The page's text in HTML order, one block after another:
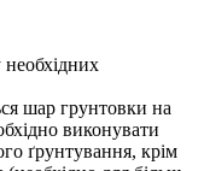
необхідних
шар грунтовки на
виконувати
ґрунтування, крім